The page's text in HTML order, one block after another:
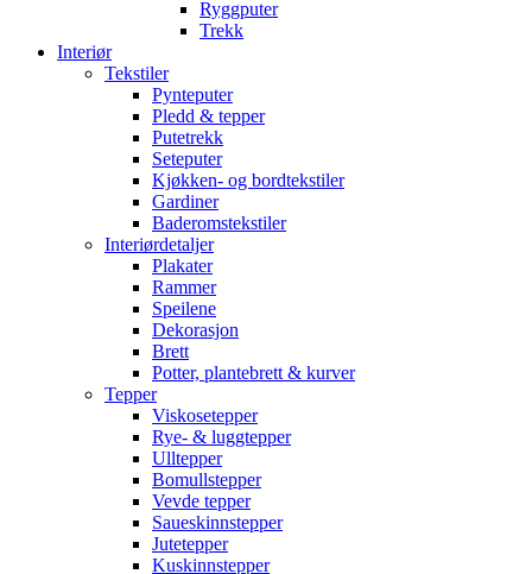
Ryggputer
Trekk
Interiør
Tekstiler
Pynteputer
Pledd & tepper
Putetrekk
Seteputer
Kjøkken- og bordtekstiler
Gardiner
Baderomstekstiler
Interiørdetaljer
Plakater
Rammer
Speilene
Dekorasjon
Brett
Potter, plantebrett & kurver
Tepper
Viskosetepper
Rye- & luggtepper
Ulltepper
Bomullstepper
Vevde tepper
Saueskinnstepper
Jutetepper
Kuskinnstepper